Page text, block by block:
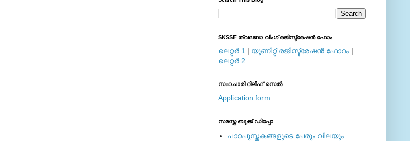
SKSSF ത്വലബാ വിംഗ് രജിസ്ട്രേഷന്‍ ഫോം
ലെറ്റര്‍ 1 | യൂണിറ്റ് രജിസ്ട്രേഷന്‍ ഫോറം |
ലെറ്റര്‍ 2
സഹചാരി റിലീഫ് സെല്‍
Application form
സമസ്ത ബുക്ക് ഡിപ്പോ
പാഠപുസ്തകങ്ങളുടെ പേരും വിലയും